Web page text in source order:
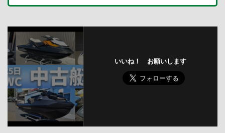
いいね！ お願いします